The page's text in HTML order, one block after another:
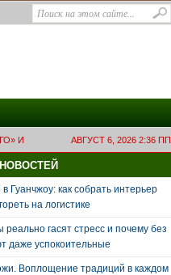
АВГУСТ 6, 2026 2:36 ПП
И
Гуанчжоу: как собрать интерьер
на логистике
реально гасят стресс и почему без
даже успокоительные
Воплощение традиций в каждом